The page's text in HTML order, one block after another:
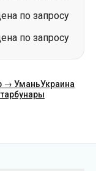
по запросу
по запросу
→ УманьУкраина